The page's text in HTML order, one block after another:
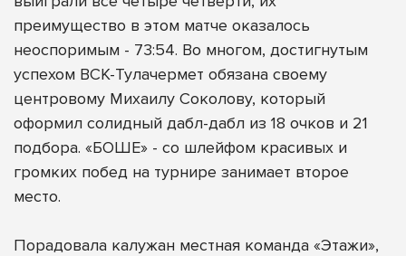
преимущество в этом матче оказалось
неоспоримым - 73:54. Во многом, достигнутым
успехом ВСК-Тулачермет обязана своему
центровому Михаилу Соколову, который
оформил солидный дабл-дабл из 18 очков и 21
подбора. «БОШЕ» - со шлейфом красивых и
громких побед на турнире занимает второе
место.
Порадовала калужан местная команда «Этажи»,